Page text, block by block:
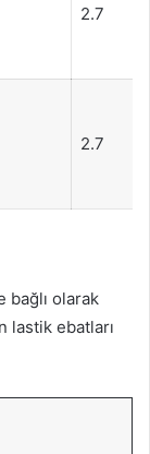
2.7
2.7
bağlı olarak
lastik ebatları